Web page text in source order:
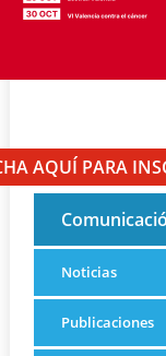
AQUÍ PARA
Noticias
Publicaciones